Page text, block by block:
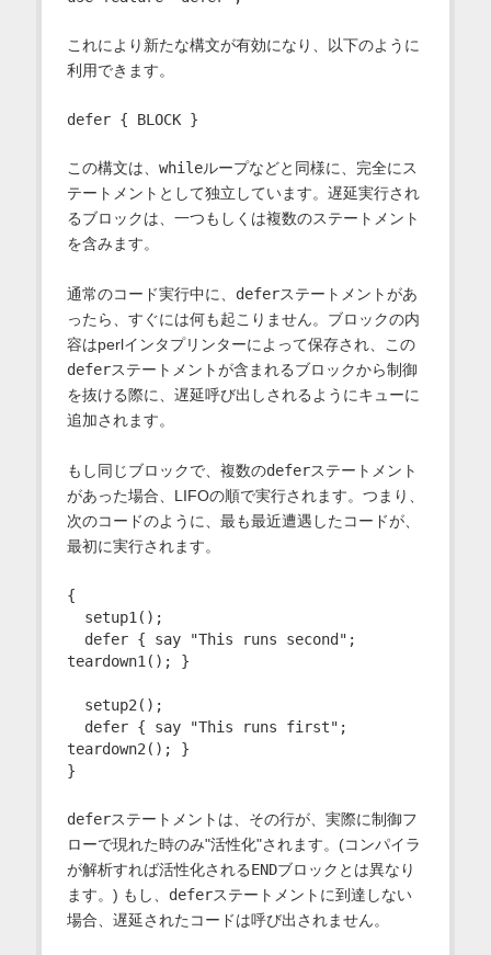
これにより新たな構文が有効になり、以下のように
利用できます。
この構文は、 whileループなどと同様に、完全にス
テートメントとして独立しています。遅延実行され
るブロックは、一つもしくは複数のステートメント
を含みます。
通常のコード実行中に、 deferステートメントがあ
ったら、すぐには何も起こりません。ブロックの内
容はperlインタプリンターによって保存され、この
deferステートメントが含まれるブロックから制御
を抜ける際に、遅延呼び出しされるようにキューに
追加されます。
もし同じブロックで、複数のdeferステートメント
があった場合、LIFOの順で実行されます。つまり、
次のコードのように、最も最近遭遇したコードが、
最初に実行されます。
{
teardown1(); }
teardown2(); }
deferステートメントは、その行が、実際に制御フ
ローで現れた時のみ"活性化"されます。(コンパイラ
が解析すれば活性化されるENDブロックとは異なり
ます。) もし、 deferステートメントに到達しない
場合、遅延されたコードは呼び出されません。